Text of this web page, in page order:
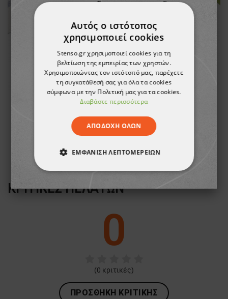
21,30 €
ΚΡΙΤΙΚΈΣ ΠΕΛΑΤΏΝ
0
(0 κριτικές)
ΠΡΟΣΘΉΚΗ ΚΡΙΤΙΚΉΣ
Αυτός ο ιστότοπος
χρησιμοποιεί cookies
Stenso.gr χρησιμοποιεί cookies για τη
βελτίωση της εμπειρίας των χρηστών.
Χρησιμοποιώντας τον ιστότοπό μας, παρέχετε
τη συγκατάθεσή σας για όλα τα cookies
σύμφωνα με την Πολιτική μας για τα cookies.
Διαβάστε περισσότερα
ΑΠΟΔΟΧΉ ΌΛΩΝ
ΕΜΦΆΝΙΣΗ ΛΕΠΤΟΜΕΡΕΙΏΝ
ΑΠΟΛΎΤΩΣ ΑΠΑΡΑΊΤΗΤΑ
ΛΕΙΤΟΥΡΓΙΚΌΤΗΤΑΣ
ΜΗ ΤΑΞΙΝΟΜΗΜΈΝΑ